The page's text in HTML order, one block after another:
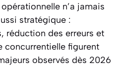
opérationnelle n’a jamais
stratégique :
réduction des erreurs et
concurrentielle figurent
observés dès 2026